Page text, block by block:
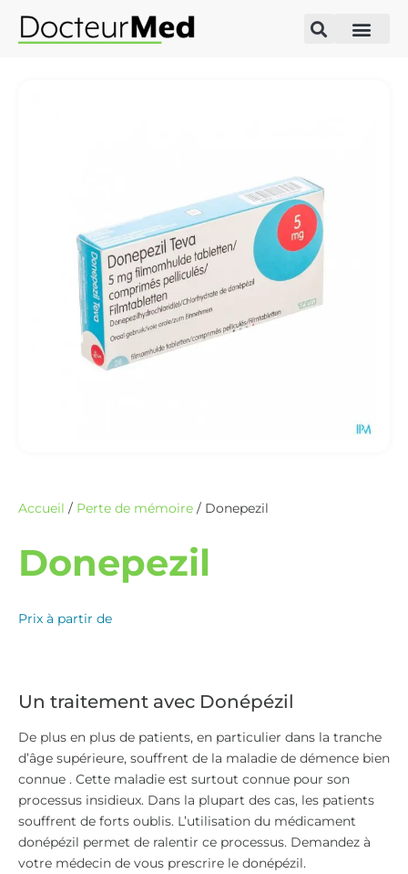
Accueil / Perte de mémoire / Donepezil
Donepezil
Prix à partir de
Un traitement avec Donépézil
De plus en plus de patients, en particulier dans la tranche
d’âge supérieure, souffrent de la maladie de démence bien
connue . Cette maladie est surtout connue pour son
processus insidieux. Dans la plupart des cas, les patients
souffrent de forts oublis. L’utilisation du médicament
donépézil permet de ralentir ce processus. Demandez à
votre médecin de vous prescrire le donépézil.